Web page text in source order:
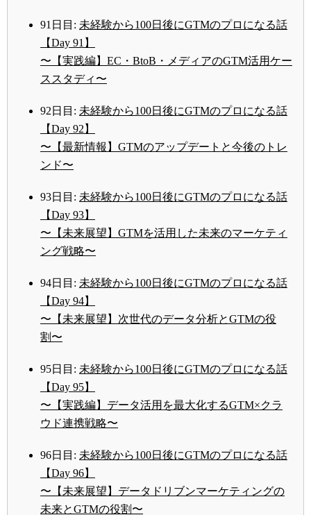
91日目: 未経験から100日後にGTMのプロになる話
【Day 91】
〜【実践編】EC・BtoB・メディアのGTM活用ケー
ススタディ〜
92日目: 未経験から100日後にGTMのプロになる話
【Day 92】
〜【最新情報】GTMのアップデートと今後のトレ
ンド〜
93日目: 未経験から100日後にGTMのプロになる話
【Day 93】
〜【未来展望】GTMを活用した未来のマーケティ
ング戦略〜
94日目: 未経験から100日後にGTMのプロになる話
【Day 94】
〜【未来展望】次世代のデータ分析とGTMの役
割〜
95日目: 未経験から100日後にGTMのプロになる話
【Day 95】
〜【実践編】データ活用を最大化するGTM×クラ
ウド連携戦略〜
96日目: 未経験から100日後にGTMのプロになる話
【Day 96】
〜【未来展望】データドリブンマーケティングの
未来とGTMの役割〜